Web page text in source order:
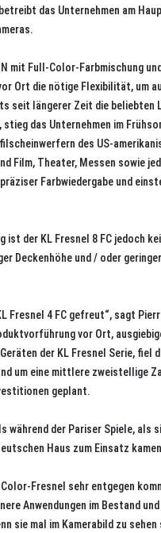
das Unternehmen am
mit Full-Color-Farbmischung und
Ort die nötige Flexibilität, um
seit längerer Zeit die beliebten
das Unternehmen im
des US-
Film, Theater, Messen sowie
Farbwiedergabe und
ist der KL Fresnel 8 FC jedoch
Deckenhöhe und / oder
Fresnel 4 FC gefreut“, sagt
vor Ort,
der KL Fresnel Serie, fiel
um eine mittlere zweistellige
geplant.
während der Pariser Spiele, als
Haus zum Einsatz
Fresnel sehr entgegen
Anwendungen im Bestand
mal im Kamerabild zu sehen